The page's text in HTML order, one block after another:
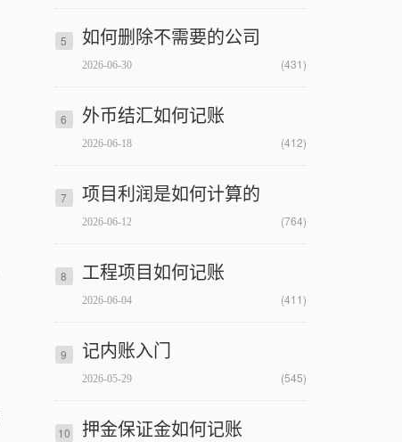
5 如何删除不需要的公司
(431)
2026-06-30
6 外币结汇如何记账
(412)
2026-06-18
7 项目利润是如何计算的
(764)
2026-06-12
8 工程项目如何记账
(411)
2026-06-04
9 记内账入门
(545)
2026-05-29
10 押金保证金如何记账